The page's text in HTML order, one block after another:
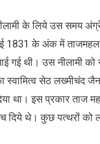
के लिये उस समय
के अंक में ताजमहल
गई थी। उस नीलामी
सेठ लख्मीचंद
था। इस प्रकार ताज
दिये थे। कुछ पत्थरों को